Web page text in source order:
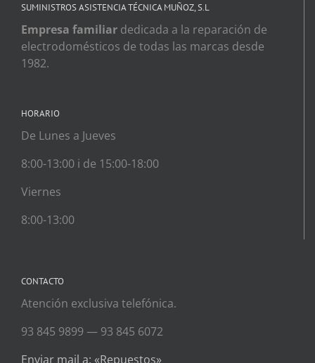
SUMINISTROS ASISTENCIA TÉCNICA MUÑOZ, S.L
Empresa familiar dedicada a la reparación de
electrodomésticos de todas las marcas desde
1982.
HORARIO
De Lunes a Jueves
8:00-13:00 i de 15:00-18:00
Viernes
8:00-13:00
CONTACTO
Atención exclusiva telefónica.
93 845 9899 — 93 845 6072
Enviar mail a: «Repuestos»